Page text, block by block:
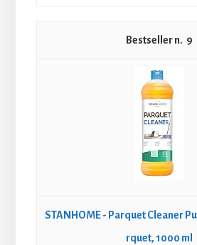
9
STANHOME - Parquet Cleaner
rquet, 1000 ml